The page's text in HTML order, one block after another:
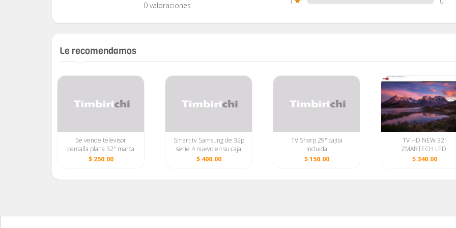
0 valoraciones
Le recomendamos
Se vende televisor
pantalla plana 32" marca
INSINNEA
$ 250.00
Smart tv Samsung de 32p
serie 4 nuevo en su caja
$ 400.00
TV Sharp 29" cajita
incluida
$ 150.00
TV HD NEW 32"
ZMARTECH LED.
Reproduce videos,
$ 340.00